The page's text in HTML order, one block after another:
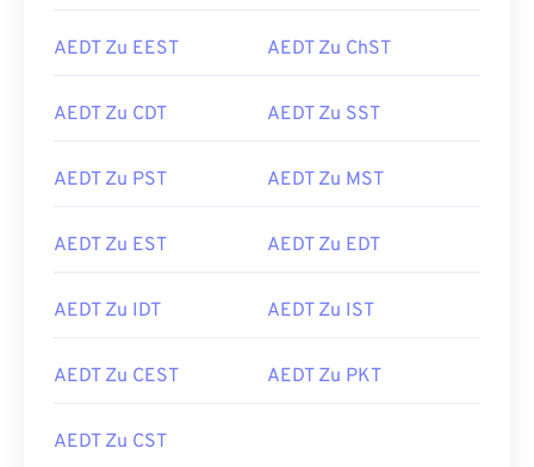
AEDT Zu EEST AEDT Zu ChST
AEDT Zu CDT AEDT Zu SST
AEDT Zu PST AEDT Zu MST
AEDT Zu EST AEDT Zu EDT
AEDT Zu IDT AEDT Zu IST
AEDT Zu CEST AEDT Zu PKT
AEDT Zu CST